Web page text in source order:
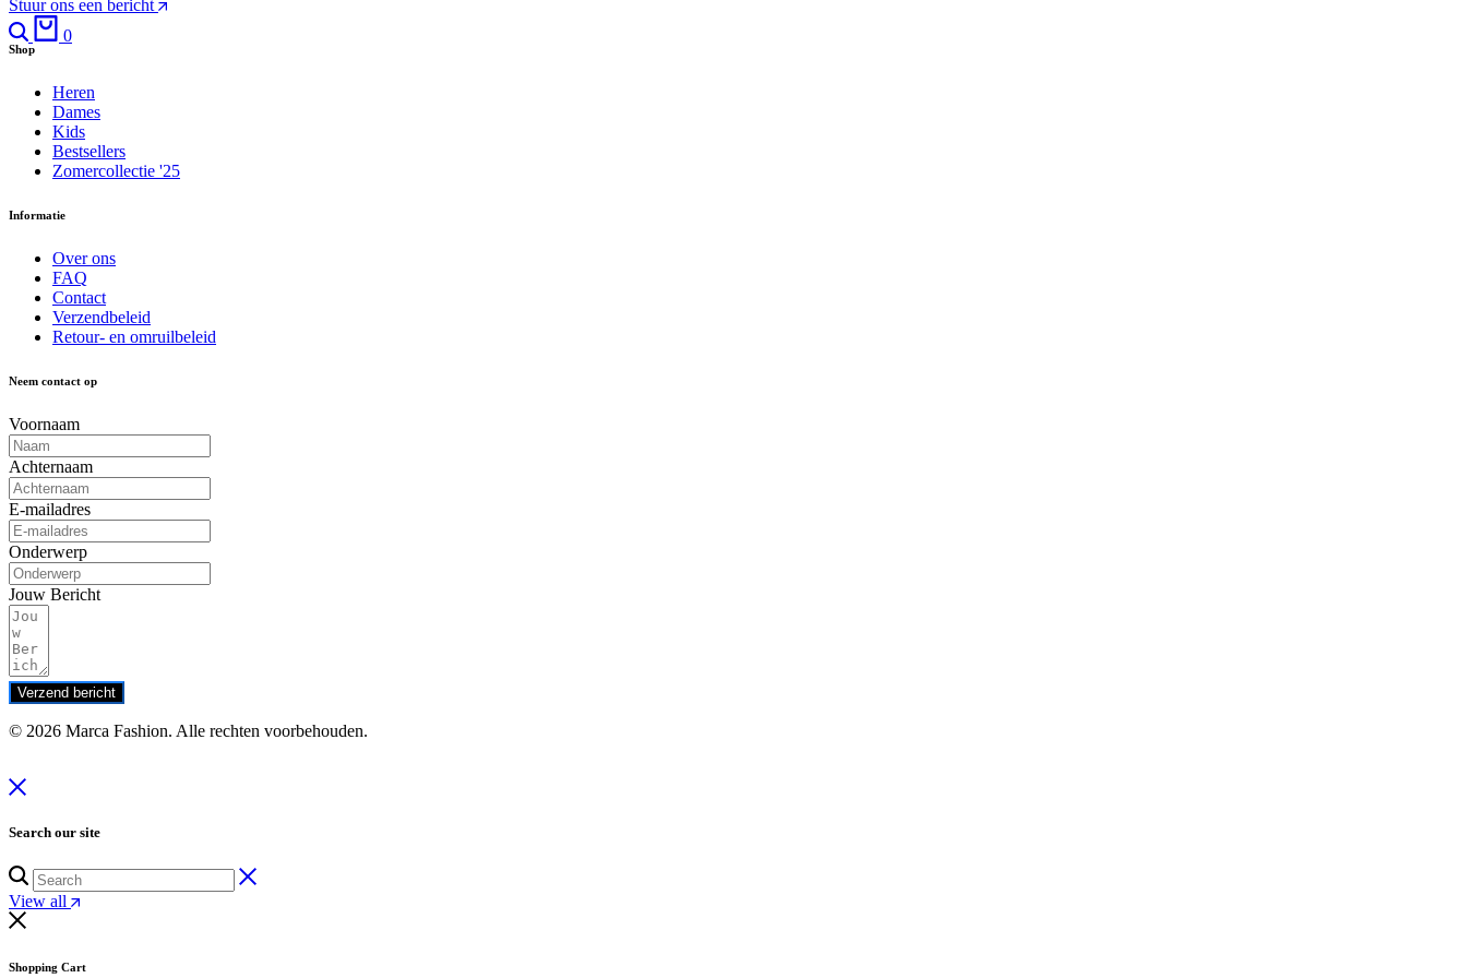
Search
0
Stuur ons een bericht
Shop
Heren
Dames
Kids
Bestsellers
Zomercollectie '25
Informatie
Over ons
FAQ
Contact
Verzendbeleid
Retour- en omruilbeleid
Neem contact op
Voornaam
Achternaam
E-mailadres
Onderwerp
Jouw Bericht
Verzend bericht
© 2026 Marca Fashion. Alle rechten voorbehouden.
Search our site
View all
Shopping Cart